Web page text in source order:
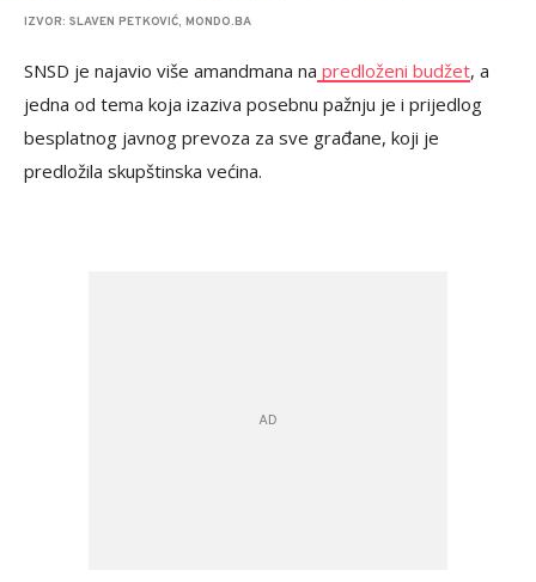
IZVOR: SLAVEN PETKOVIĆ, MONDO.BA
SNSD je najavio više amandmana na predloženi budžet, a
jedna od tema koja izaziva posebnu pažnju je i prijedlog
besplatnog javnog prevoza za sve građane, koji je
predložila skupštinska većina.